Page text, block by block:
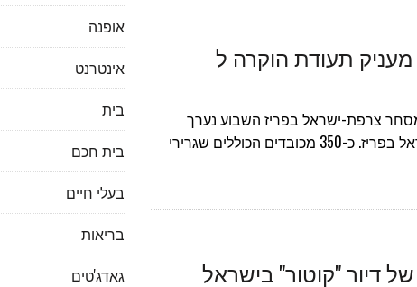
להשתמש בה?
תעודת הוקרה ל
צרפת-ישראל בפריז השבוע נערך
הטקס השנתי של לשכת המסחר צרפת-ישראל בפריז. כ-350 מכובדים הכוללים שגרירי
אופנה
אינטרנט
בית
בית חכם
בעלי חיים
בריאות
גאדג'טים